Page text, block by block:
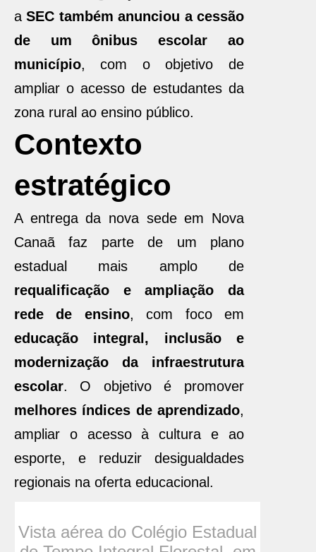
aSEC também anunciou a cessão
de um ônibus escolar ao
município, com o objetivo de
ampliar o acesso de estudantes da
zona rural ao ensino público.
Contexto
estratégico
A entrega da nova sede em Nova
Canaã faz parte de um plano
estadual mais amplo de
requalificação e ampliação da
rede de ensino, com foco em
educação integral, inclusão e
modernização da infraestrutura
escolar. O objetivo é promover
melhores índices de aprendizado,
ampliar o acesso à cultura e ao
esporte, e reduzir desigualdades
regionais na oferta educacional.
Vista aérea do Colégio Estadual